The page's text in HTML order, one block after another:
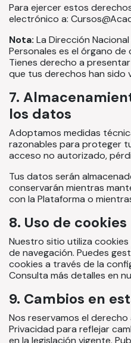
Para ejercer estos
electrónico a:
Nota: La Dirección
Personales es el órgano de
Tienes derecho a
que tus derechos han sido
7.
los datos
Adoptamos medidas
razonables para proteger
acceso no autorizado,
Tus datos serán
conservarán mientras
con la Plataforma o
8. Uso de cookies
Nuestro sitio utiliza
de navegación. Puedes
cookies a través de la
Consulta más detalles en
9. Cambios en
Nos reservamos el
Privacidad para reflejar
en la legislación vigente.